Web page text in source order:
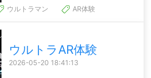
ウルトラマン AR体験
ウルトラAR体験
2026-05-20 18:41:13